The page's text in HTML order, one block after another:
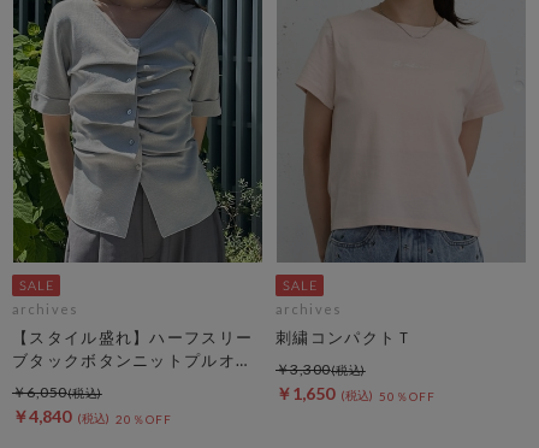
archives
【スタイル盛れ】ハーフスリー
ブタックボタンニットプルオー
バー
￥4,840 20％OFF
￥6,050
archives
刺繍コンパクトＴ
￥1,650 50％OFF
￥3,300